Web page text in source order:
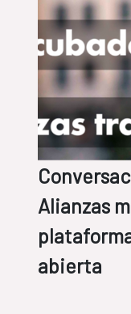
Alianzas
abierta